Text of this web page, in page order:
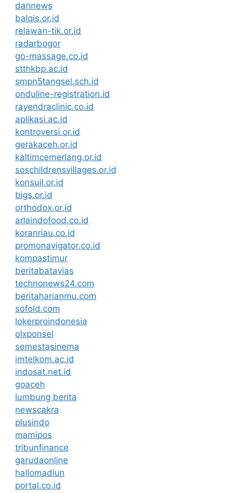
dannews
balqis.or.id
relawan-tik.or.id
radarbogor
go-massage.co.id
stthkbp.ac.id
smpn5tangsel.sch.id
onduline-registration.id
rayendraclinic.co.id
aplikasi.ac.id
kontroversi.or.id
gerakaceh.or.id
kaltimcemerlang.or.id
soschildrensvillages.or.id
konsuil.or.id
bigs.or.id
orthodox.or.id
arlaindofood.co.id
koranriau.co.id
promonavigator.co.id
kompastimur
beritabatavias
technonews24.com
beritaharianmu.com
sofold.com
lokerproindonesia
olxponsel
semestasinema
imtelkom.ac.id
indosat.net.id
goaceh
lumbung berita
newscakra
plusindo
mamipos
tribunfinance
garudaonline
hallomadiun
portal.co.id